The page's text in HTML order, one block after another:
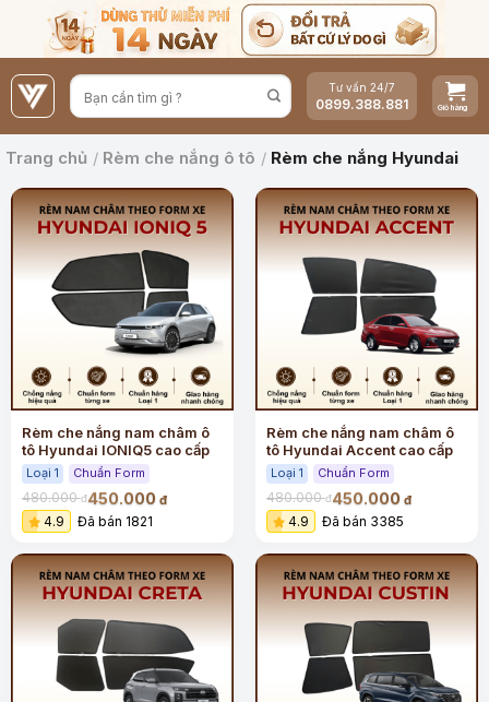
nội
dung
Tư vấn 24/7
0899.388.881
Trang chủ / Rèm che nắng ô tô / Rèm che nắng Hyundai
Rèm che nắng nam châm ô
tô Hyundai IONIQ5 cao cấp
Loại 1 Chuẩn Form
480.000đ450.000 đ
4.9 Đã bán 1821
Rèm che nắng nam châm ô
tô Hyundai Accent cao cấp
Loại 1 Chuẩn Form
480.000đ450.000 đ
4.9 Đã bán 3385